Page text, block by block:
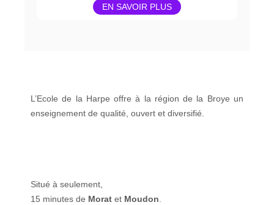
EN SAVOIR PLUS
L’Ecole de la Harpe offre à la région de la Broye un
enseignement de qualité, ouvert et diversifié.
Situé à seulement,
15 minutes de Morat et Moudon